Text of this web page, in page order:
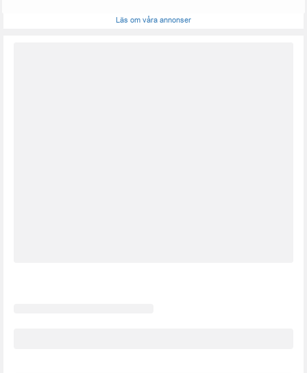
Läs om våra annonser